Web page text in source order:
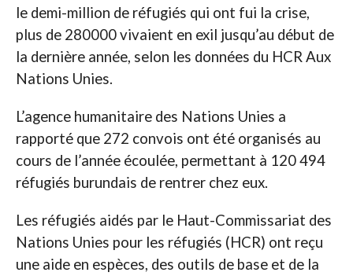
le demi-million de réfugiés qui ont fui la crise,
plus de 280000 vivaient en exil jusqu’au début de
la dernière année, selon les données du HCR Aux
Nations Unies.
L’agence humanitaire des Nations Unies a
rapporté que 272 convois ont été organisés au
cours de l’année écoulée, permettant à 120 494
réfugiés burundais de rentrer chez eux.
Les réfugiés aidés par le Haut-Commissariat des
Nations Unies pour les réfugiés (HCR) ont reçu
une aide en espèces, des outils de base et de la